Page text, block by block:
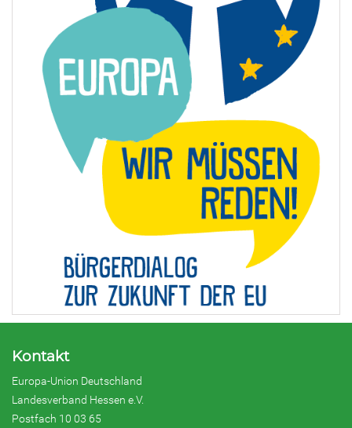
Kontakt
Europa-Union Deutschland
Landesverband Hessen e.V.
Postfach 10 03 65